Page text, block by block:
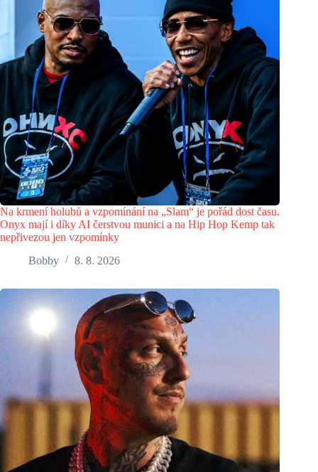
Na krmení holubů a vzpomínání na „Slam“ je pořád dost času.
Onyx mají i díky AI čerstvou munici a na Hip Hop Kemp tak
nepřivezou jen vzpomínky
Bobby
8. 8. 2026